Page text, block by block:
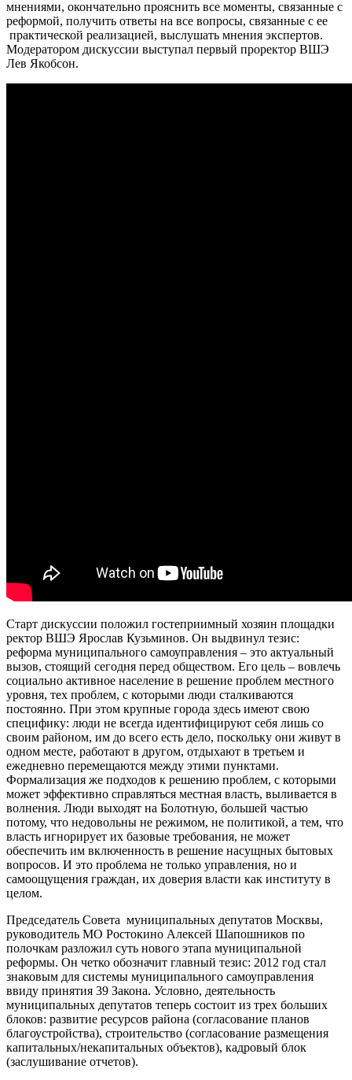
мнениями, окончательно прояснить все моменты, связанные с
реформой, получить ответы на все вопросы, связанные с ее
практической реализацией, выслушать мнения экспертов.
Модератором дискуссии выступал первый проректор ВШЭ
Лев Якобсон.
Старт дискуссии положил гостеприимный хозяин площадки
ректор ВШЭ Ярослав Кузьминов. Он выдвинул тезис:
реформа муниципального самоуправления – это актуальный
вызов, стоящий сегодня перед обществом. Его цель – вовлечь
социально активное население в решение проблем местного
уровня, тех проблем, с которыми люди сталкиваются
постоянно. При этом крупные города здесь имеют свою
специфику: люди не всегда идентифицируют себя лишь со
своим районом, им до всего есть дело, поскольку они живут в
одном месте, работают в другом, отдыхают в третьем и
ежедневно перемещаются между этими пунктами.
Формализация же подходов к решению проблем, с которыми
может эффективно справляться местная власть, выливается в
волнения. Люди выходят на Болотную, большей частью
потому, что недовольны не режимом, не политикой, а тем, что
власть игнорирует их базовые требования, не может
обеспечить им включенность в решение насущных бытовых
вопросов. И это проблема не только управления, но и
самоощущения граждан, их доверия власти как институту в
целом.
Председатель Совета муниципальных депутатов Москвы,
руководитель МО Ростокино Алексей Шапошников по
полочкам разложил суть нового этапа муниципальной
реформы. Он четко обозначит главный тезис: 2012 год стал
знаковым для системы муниципального самоуправления
ввиду принятия 39 Закона. Условно, деятельность
муниципальных депутатов теперь состоит из трех больших
блоков: развитие ресурсов района (согласование планов
благоустройства), строительство (согласование размещения
капитальных/некапитальных объектов), кадровый блок
(заслушивание отчетов).